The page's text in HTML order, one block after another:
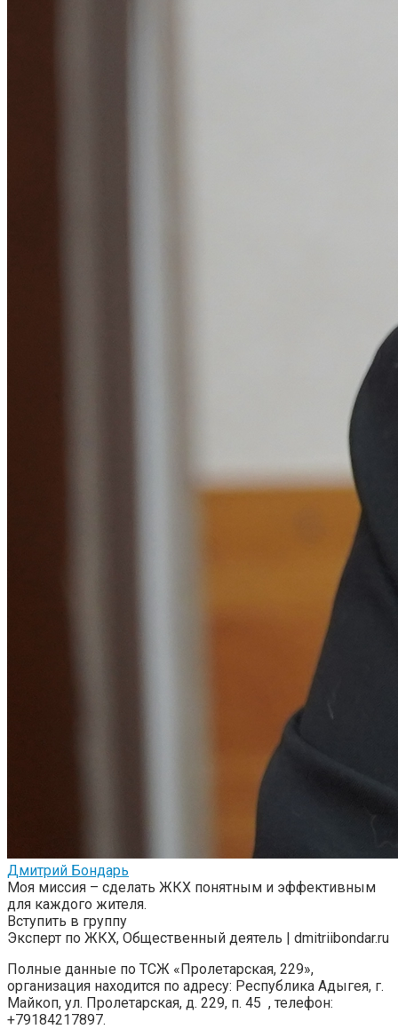
Дмитрий Бондарь
Моя миссия – сделать ЖКХ понятным и эффективным
для каждого жителя.
Вступить в группу
Эксперт по ЖКХ, Общественный деятель | dmitriibondar.ru
Полные данные по ТСЖ «Пролетарская, 229»,
организация находится по адресу: Республика Адыгея, г.
Майкоп, ул. Пролетарская, д. 229, п. 45 , телефон:
+79184217897.